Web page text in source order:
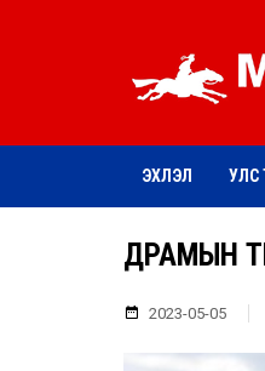
ЭХЛЭЛ УЛС
ДРАМЫН
2023-05-05